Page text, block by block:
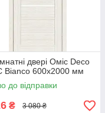
двері Оміс Deco
Bianco 600х2000 мм
до відправки
₴ 3 080 ₴